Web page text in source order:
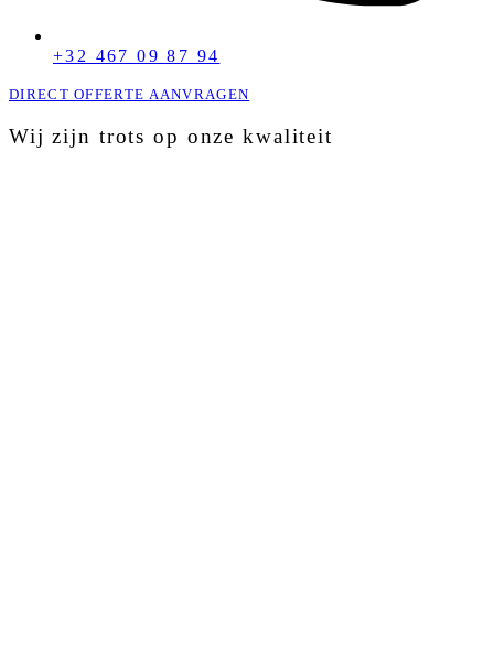
+32 467 09 87 94
DIRECT OFFERTE AANVRAGEN
Wij zijn trots op onze kwaliteit